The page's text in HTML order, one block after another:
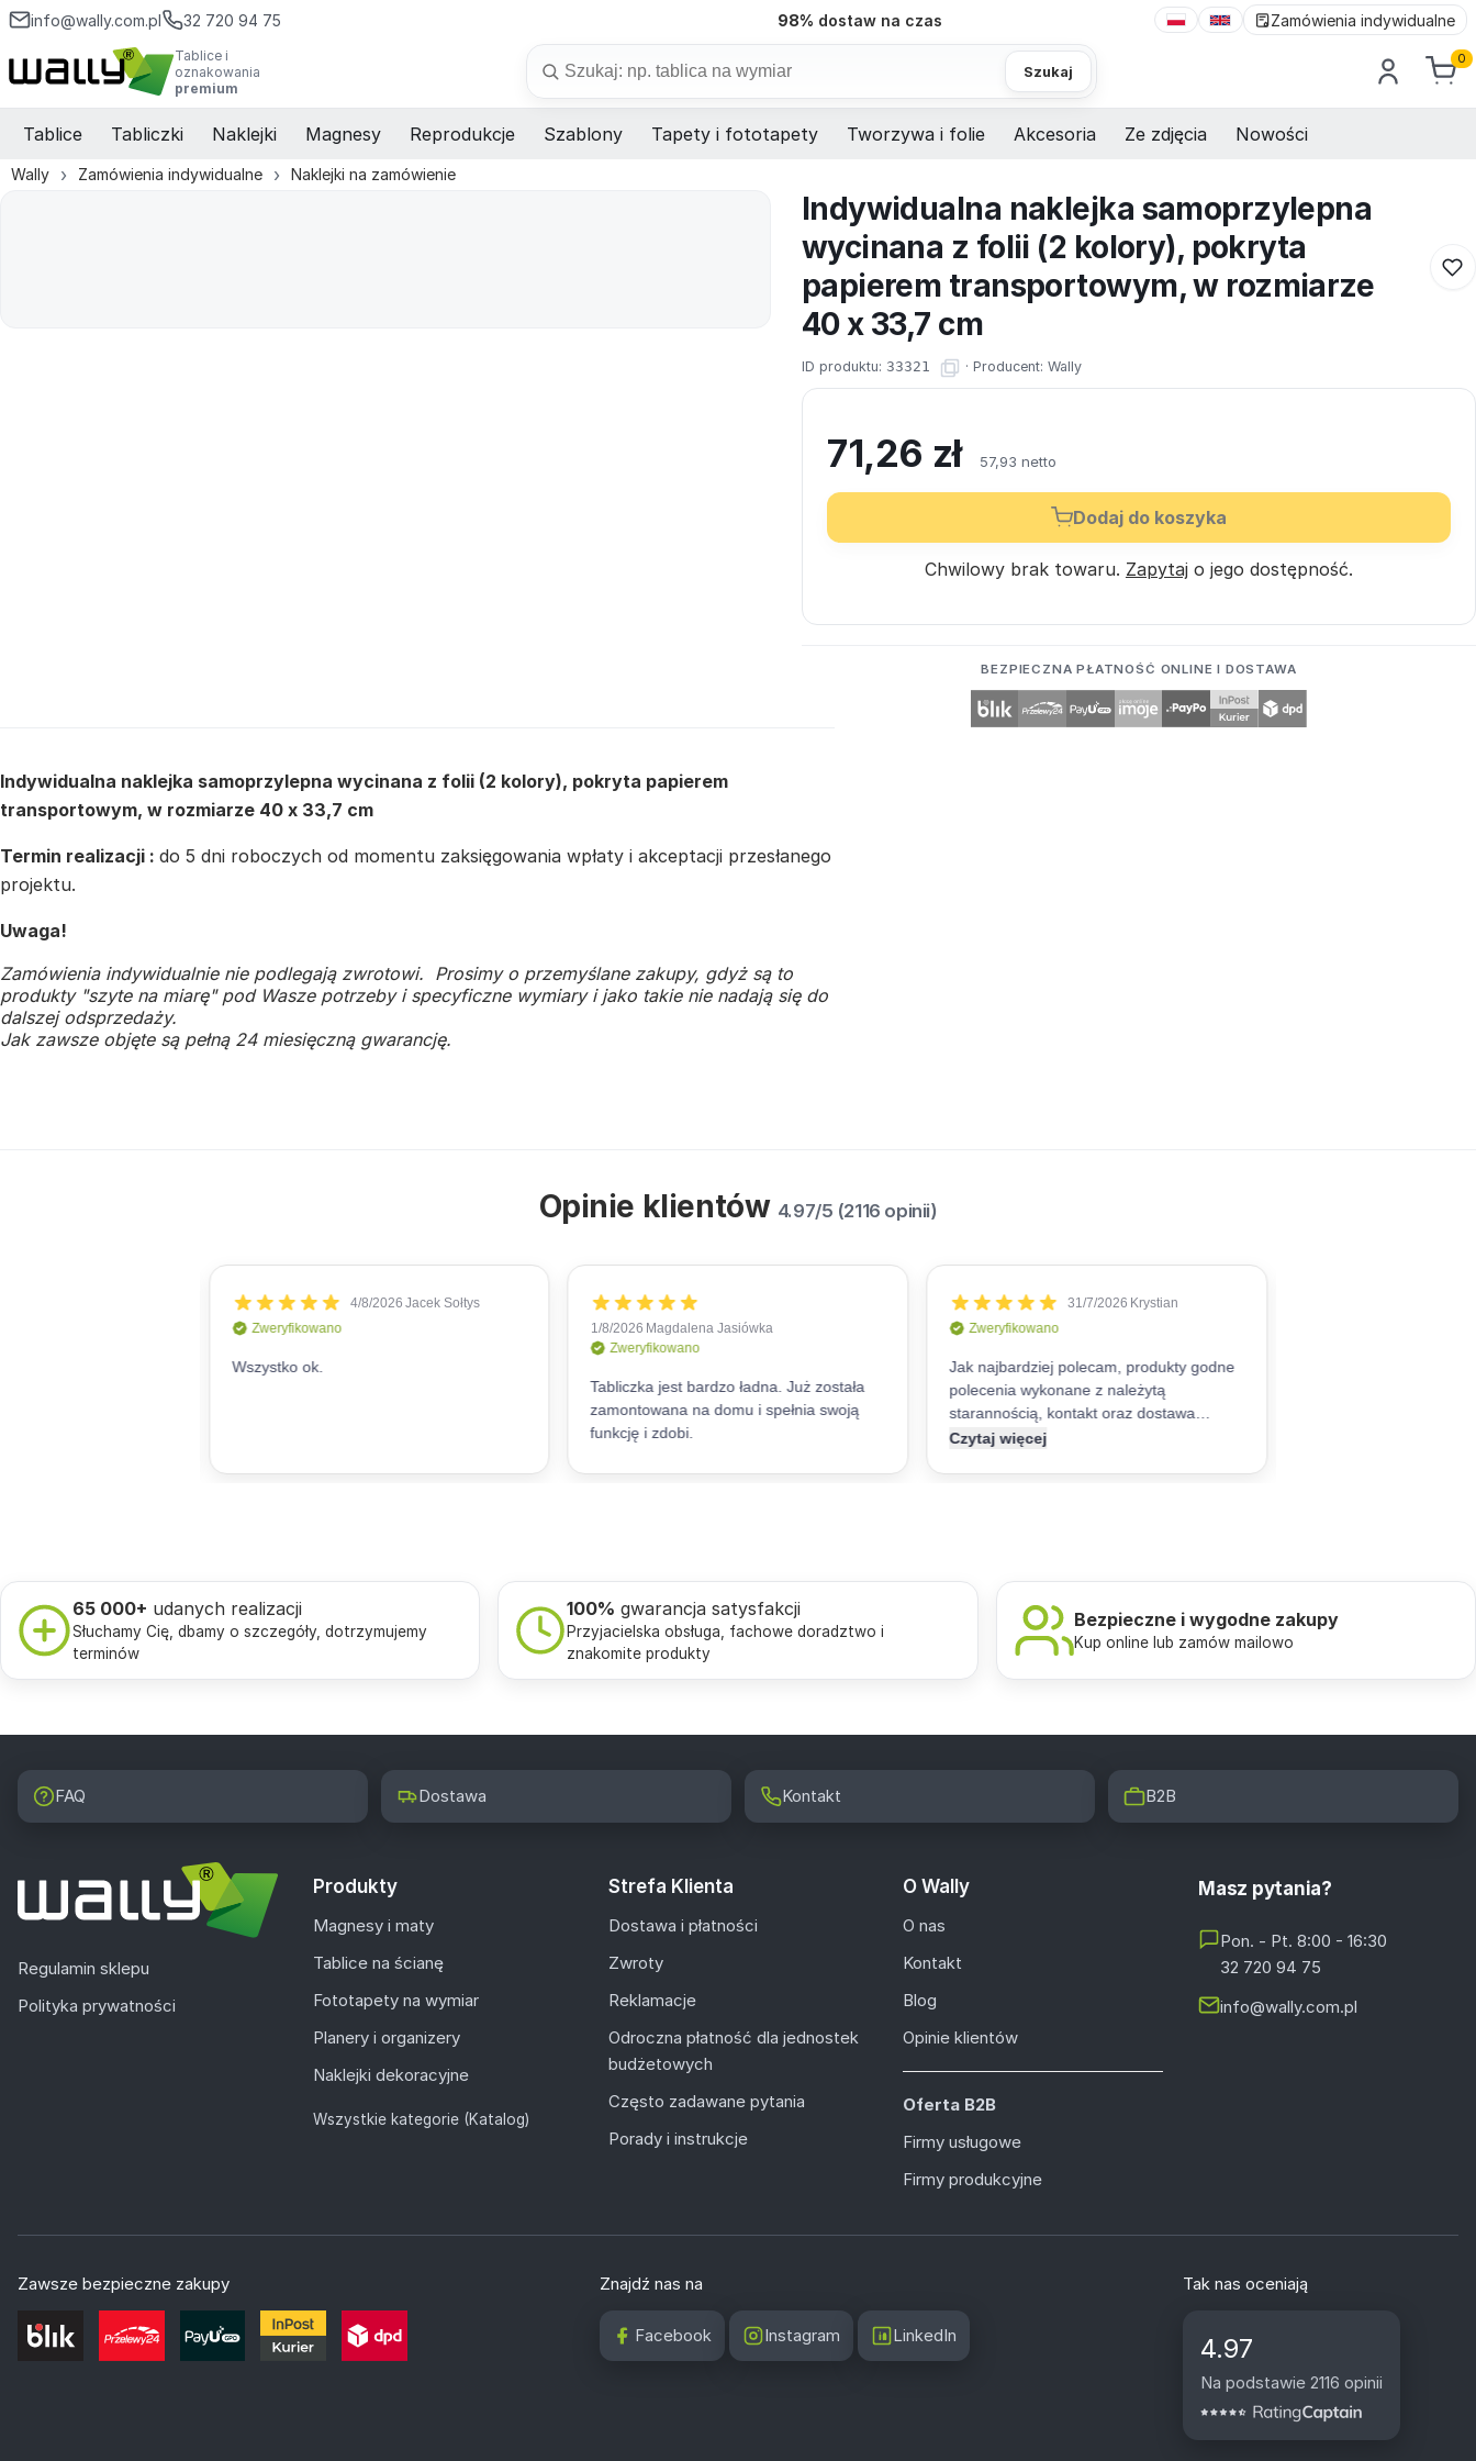
info@wally.com.pl 32 720 94 75 98% dostaw na czas Zamówienia indywidualne
Tablice i
oznakowania
premium
Szukaj
0
Tablice Tabliczki Naklejki Magnesy Reprodukcje Szablony Tapety i fototapety Tworzywa i folie Akcesoria Ze zdjęcia Nowości
Wally Zamówienia indywidualne Naklejki na zamówienie
Indywidualna naklejka samoprzylepna
wycinana z folii (2 kolory), pokryta
papierem transportowym, w rozmiarze
40 x 33,7 cm
ID produktu: 33321 · Producent: Wally
71,26 zł 57,93 netto
Dodaj do koszyka
Chwilowy brak towaru. Zapytaj o jego dostępność.
BEZPIECZNA PŁATNOŚĆ ONLINE I DOSTAWA
Indywidualna naklejka samoprzylepna wycinana z folii (2 kolory), pokryta papierem
transportowym, w rozmiarze 40 x 33,7 cm
Termin realizacji : do 5 dni roboczych od momentu zaksięgowania wpłaty i akceptacji przesłanego
projektu.
Uwaga!
Zamówienia indywidualnie nie podlegają zwrotowi. Prosimy o przemyślane zakupy, gdyż są to
produkty "szyte na miarę" pod Wasze potrzeby i specyficzne wymiary i jako takie nie nadają się do
dalszej odsprzedaży.
Jak zawsze objęte są pełną 24 miesięczną gwarancję.
Opinie klientów 4.97/5 (2116 opinii)
65 000+ udanych realizacji
Słuchamy Cię, dbamy o szczegóły, dotrzymujemy
terminów
100% gwarancja satysfakcji
Przyjacielska obsługa, fachowe doradztwo i
znakomite produkty
Bezpieczne i wygodne zakupy
Kup online lub zamów mailowo
FAQ Dostawa Kontakt B2B
Regulamin sklepu
Polityka prywatności
Produkty
Magnesy i maty
Tablice na ścianę
Fototapety na wymiar
Planery i organizery
Naklejki dekoracyjne
Wszystkie kategorie (Katalog)
Strefa Klienta
Dostawa i płatności
Zwroty
Reklamacje
Odroczna płatność dla jednostek
budżetowych
Często zadawane pytania
Porady i instrukcje
O Wally
O nas
Kontakt
Blog
Opinie klientów
Oferta B2B
Firmy usługowe
Firmy produkcyjne
Masz pytania?
Pon. - Pt. 8:00 - 16:30
32 720 94 75
info@wally.com.pl
Zawsze bezpieczne zakupy Znajdź nas na
Facebook Instagram LinkedIn
Tak nas oceniają
4.97
Na podstawie 2116 opinii